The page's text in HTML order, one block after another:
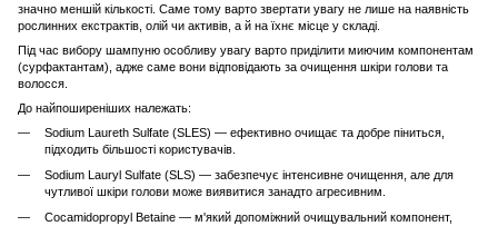
значно меншій кількості. Саме тому варто звертати увагу не лише на наявність
рослинних екстрактів, олій чи активів, а й на їхнє місце у складі.
Під час вибору шампуню особливу увагу варто приділити миючим компонентам
(сурфактантам), адже саме вони відповідають за очищення шкіри голови та
волосся.
До найпоширеніших належать:
Sodium Laureth Sulfate (SLES) — ефективно очищає та добре піниться,
підходить більшості користувачів.
Sodium Lauryl Sulfate (SLS) — забезпечує інтенсивне очищення, але для
чутливої шкіри голови може виявитися занадто агресивним.
Cocamidopropyl Betaine — м'який допоміжний очищувальний компонент,